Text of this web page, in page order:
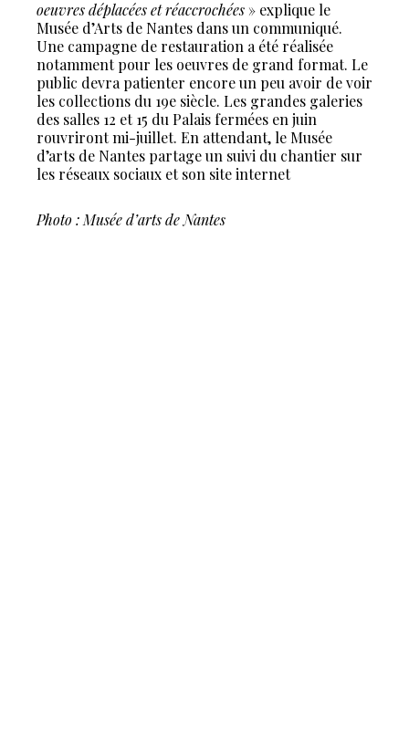
oeuvres déplacées et réaccrochées » explique le
Musée d’Arts de Nantes dans un communiqué.
Une campagne de restauration a été réalisée
notamment pour les oeuvres de grand format. Le
public devra patienter encore un peu avoir de voir
les collections du 19e siècle. Les grandes galeries
des salles 12 et 15 du Palais fermées en juin
rouvriront mi-juillet. En attendant, le Musée
d’arts de Nantes partage un suivi du chantier sur
les réseaux sociaux et son site internet
Photo : Musée d’arts de Nantes